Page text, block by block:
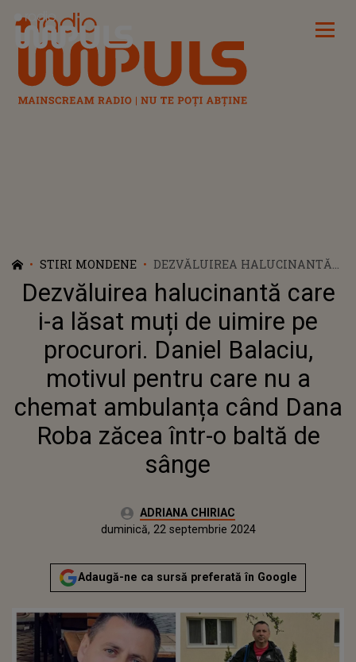
Radio Impuls
STIRI MONDENE
DEZVĂLUIREA HALUCINANTĂ
CARE I-A LĂSAT MUȚI DE
UIMIRE PE PROCURORI. DANIEL
BALACIU, MOTIVUL PENTRU
CARE NU A CHEMAT
AMBULANȚA CÂND DANA ROBA
ZĂCEA ÎNTR-O BALTĂ DE SÂNGE
Dezvăluirea halucinantă care
i-a lăsat muți de uimire pe
procurori. Daniel Balaciu,
motivul pentru care nu a
chemat ambulanța când Dana
Roba zăcea într-o baltă de
sânge
Autor:ADRIANA CHIRIAC
vineri, 22 septembrie 2023
Actualizat:
duminică, 22 septembrie 2024
Adaugă-ne ca sursă preferată în Google